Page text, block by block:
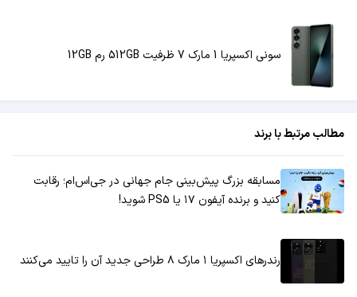
سونی اکسپریا 1 مارک 7 ظرفیت 512GB رم 12GB
مطالب مرتبط با برند
مسابقه بزرگ پیش‌بینی جام جهانی در جی‌اس‌ام؛ رقابت
کنید و برنده آیفون ۱۷ یا PS5 شوید!
رندرهای اکسپریا ۱ مارک ۸ طراحی جدید آن را تایید می‌کنند